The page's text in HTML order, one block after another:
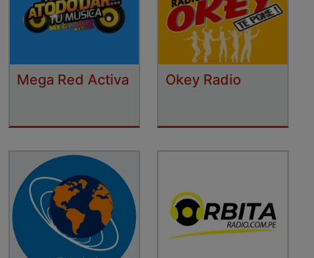
Mega Red Activa Okey Radio